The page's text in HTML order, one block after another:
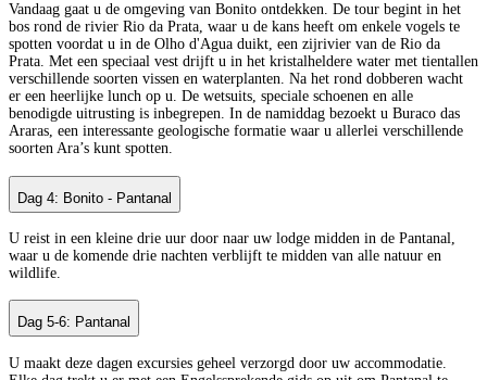
Vandaag gaat u de omgeving van Bonito ontdekken. De tour begint in het
bos rond de rivier Rio da Prata, waar u de kans heeft om enkele vogels te
spotten voordat u in de Olho d'Agua duikt, een zijrivier van de Rio da
Prata. Met een speciaal vest drijft u in het kristalheldere water met tientallen
verschillende soorten vissen en waterplanten. Na het rond dobberen wacht
er een heerlijke lunch op u. De wetsuits, speciale schoenen en alle
benodigde uitrusting is inbegrepen. In de namiddag bezoekt u Buraco das
Araras, een interessante geologische formatie waar u allerlei verschillende
soorten Ara’s kunt spotten.
Dag 4: Bonito - Pantanal
U reist in een kleine drie uur door naar uw lodge midden in de Pantanal,
waar u de komende drie nachten verblijft te midden van alle natuur en
wildlife.
Dag 5-6: Pantanal
U maakt deze dagen excursies geheel verzorgd door uw accommodatie.